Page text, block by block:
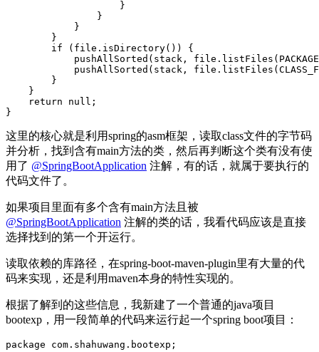
}
}
}
}
if
( file . isDirectory())
{
pushAllSorted ( stack , file . listFiles (
pushAllSorted ( stack , file . listFiles (
}
}
return
null ;
}
这里的核心就是利用spring的asm框架，读取class文件的字节码
并分析，找到含有main方法的类，然后再判断这个类有没有使
用了 @SpringBootApplication 注解，有的话，就属于要执行的
代码文件了。
如果项目里面有多个含有main方法且被
@SpringBootApplication 注解的类的话，我看代码应该是直接
选择找到的第一个开运行。
读取依赖的库路径，在spring-boot-maven-plugin里有大量的代
码来实现，还是利用maven本身的特性实现的。
根据了解到的这些信息，我新建了一个普通的java项目
bootexp，用一段简单的代码来运行起一个spring boot项目：
package com . shahuwang . bootexp ;